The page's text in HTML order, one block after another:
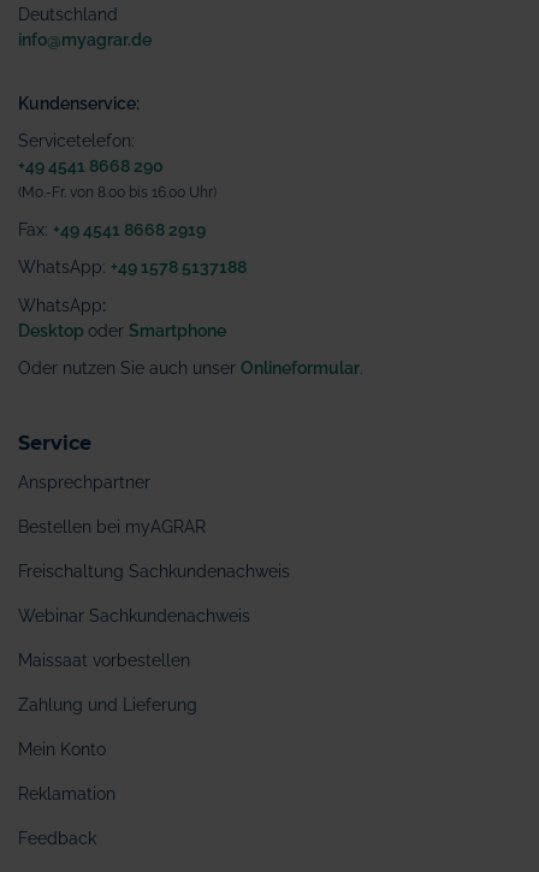
Deutschland
info@myagrar.de
Kundenservice:
Servicetelefon:
+49 4541 8668 290
(Mo.-Fr. von 8.00 bis 16.00 Uhr)
Fax: +49 4541 8668 2919
WhatsApp: +49 1578 5137188
WhatsApp:
Desktop oder Smartphone
Oder nutzen Sie auch unser Onlineformular
Service
Ansprechpartner
Bestellen bei myAGRAR
Freischaltung Sachkundenachweis
Webinar Sachkundenachweis
Maissaat vorbestellen
Zahlung und Lieferung
Mein Konto
Reklamation
Feedback